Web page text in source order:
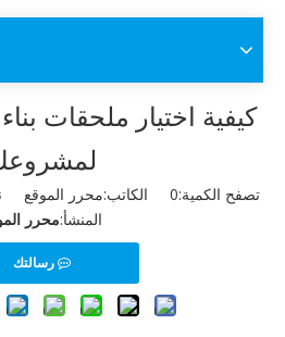
كيفية اختيار ملحقات
تصفح الكمية:0
المنشأ:محرر
رسالتك